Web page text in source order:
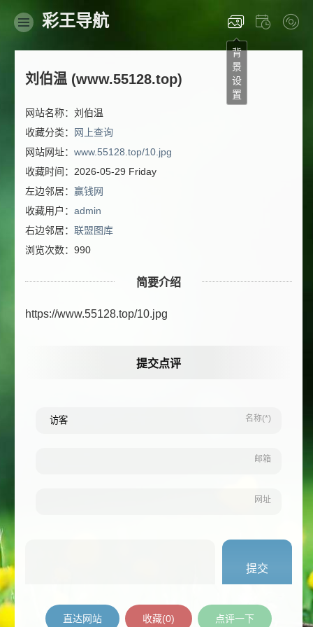
彩王导航
背
景
设
置
刘伯温 (www.55128.top)
网站名称：刘伯温
收藏分类：
网上查询
网站网址： www.55128.top/10.jpg
收藏时间：2026-05-29 Friday
左边邻居： 赢钱网
收藏用户： admin
右边邻居： 联盟图库
浏览次数：990
简要介绍
https://www.55128.top/10.jpg
提交点评
名称(*)
邮箱
网址
直达网站 收藏(0) 点评一下